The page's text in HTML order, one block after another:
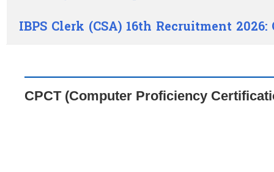
IBPS Clerk (CSA) 16th Recruitment
CPCT (Computer Proficiency